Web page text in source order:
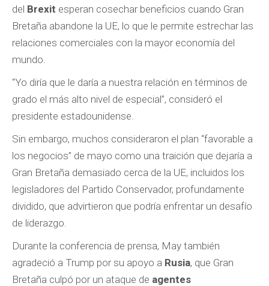
del Brexit esperan cosechar beneficios cuando Gran
Bretaña abandone la UE, lo que le permite estrechar las
relaciones comerciales con la mayor economía del
mundo.
“Yo diría que le daría a nuestra relación en términos de
grado el más alto nivel de especial”, consideró el
presidente estadounidense.
Sin embargo, muchos consideraron el plan “favorable a
los negocios” de mayo como una traición que dejaría a
Gran Bretaña demasiado cerca de la UE, incluidos los
legisladores del Partido Conservador, profundamente
dividido, que advirtieron que podría enfrentar un desafío
de liderazgo.
Durante la conferencia de prensa, May también
agradeció a Trump por su apoyo a Rusia, que Gran
Bretaña culpó por un ataque de agentes